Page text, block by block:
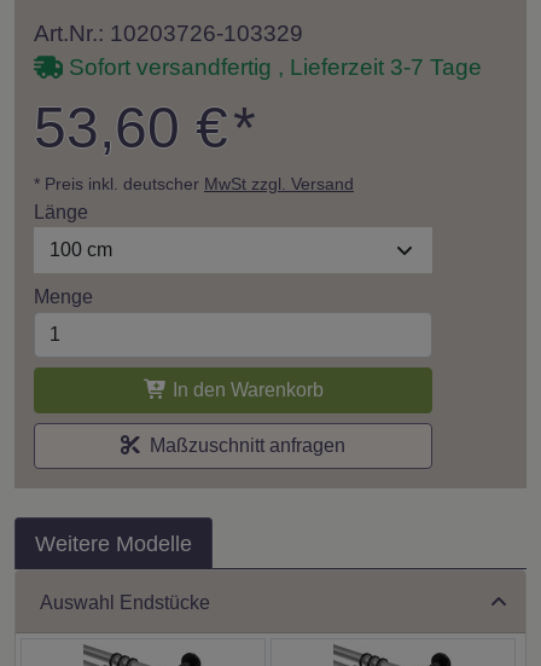
Art.Nr.: 10203726-103329
Sofort versandfertig , Lieferzeit 3-7 Tage
53,60 €*
* Preis inkl. deutscher MwSt zzgl. Versand
Länge
100 cm
Menge
In den Warenkorb
Maßzuschnitt anfragen
Weitere Modelle
Auswahl Endstücke